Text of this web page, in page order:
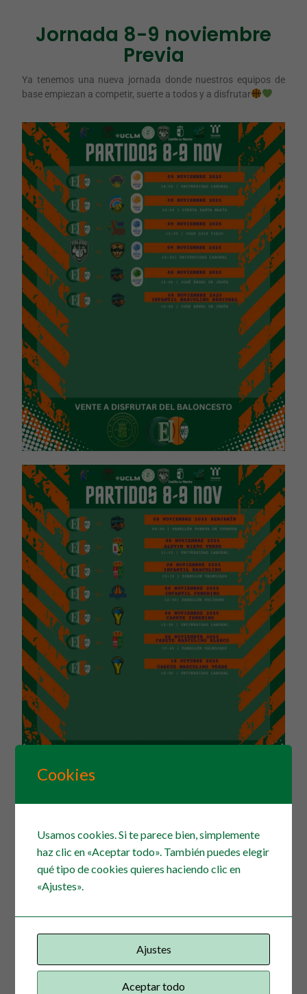
Jornada 8-9 noviembre
Previa
Ya tenemos una nueva jornada donde nuestros equipos de
base empiezan a competir, suerte a todos y a disfrutar
Noticias relacionadas
Previa jornada 21,22 y 23 noviembre
Tenemos una nueva jornada donde comienza el viernes, donde
vuelve a competir el Senior Masculino,
Cookies
Usamos cookies. Si te parece bien, simplemente
haz clic en «Aceptar todo». También puedes elegir
qué tipo de cookies quieres haciendo clic en
«Ajustes».
Ajustes
Aceptar todo